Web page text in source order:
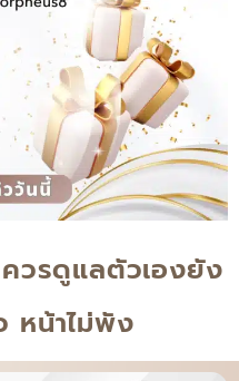
วรดูแลตัวเองยัง
หน้าไม่พัง